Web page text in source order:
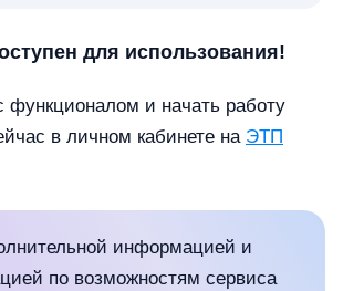
для использования!
функционалом и начать работу
в личном кабинете на ЭТП
информацией и
по возможностям сервиса